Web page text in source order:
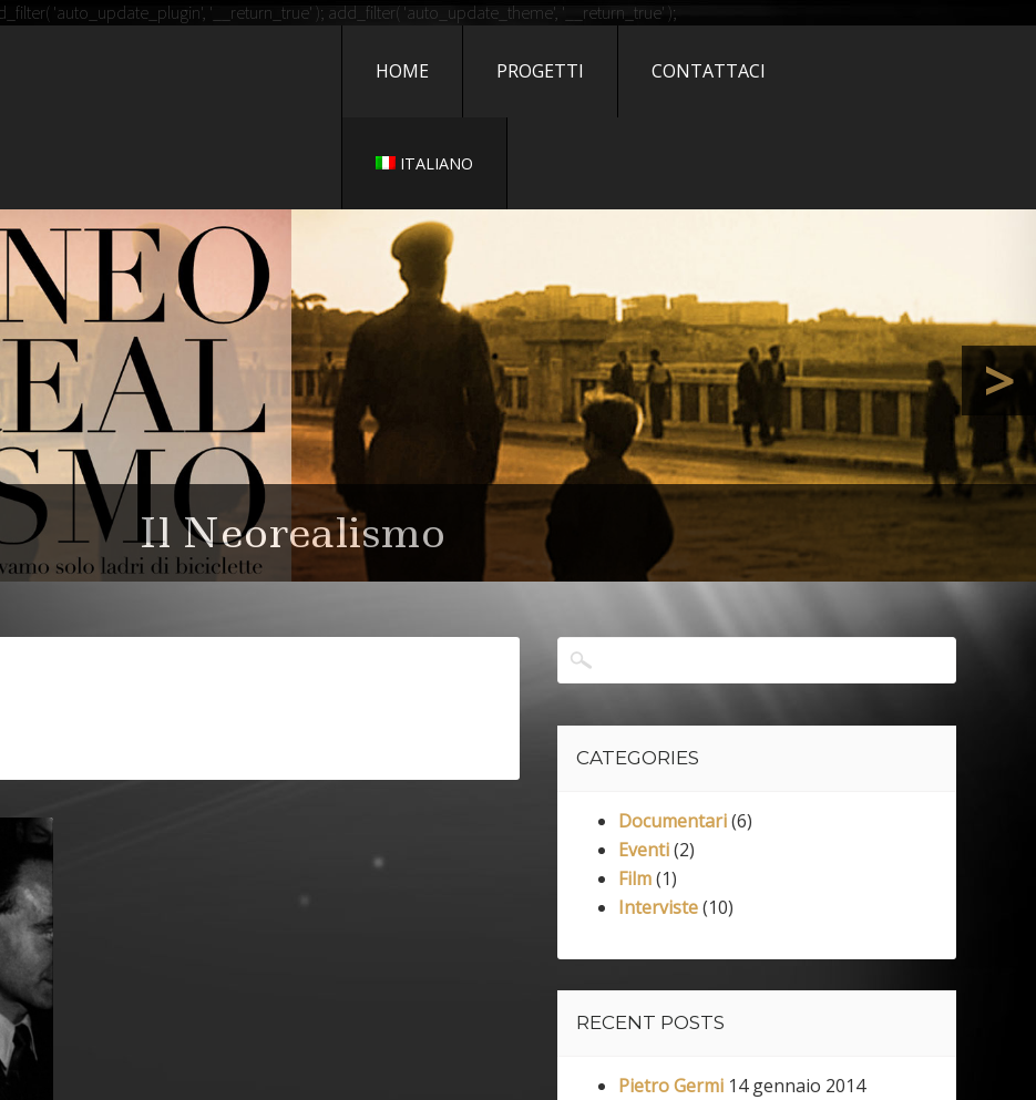
'auto_update_plugin', '__return_true' ); add_filter( 'auto_update_theme', '__return_true' );
DI TRIWORLD CINEMA
NUOVO SITO TARGATO WORDPRESS
HOME PROGETTI CONTATTACI
ITALIANO
Il Neorealismo
Exposte - il libro di Gianni Bozzacchi
>
CATEGORIES
Documentari(6)
Eventi(2)
Film(1)
Interviste(10)
RECENT POSTS
Pietro Germi 14 gennaio 2014